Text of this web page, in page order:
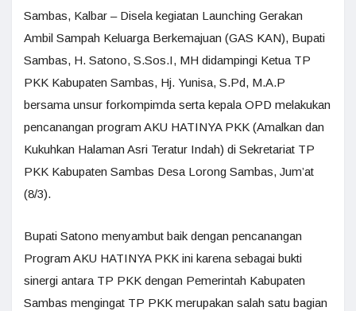
Sambas, Kalbar – Disela kegiatan Launching Gerakan
Ambil Sampah Keluarga Berkemajuan (GAS KAN), Bupati
Sambas, H. Satono, S.Sos.I, MH didampingi Ketua TP
PKK Kabupaten Sambas, Hj. Yunisa, S.Pd, M.A.P
bersama unsur forkompimda serta kepala OPD melakukan
pencanangan program AKU HATINYA PKK (Amalkan dan
Kukuhkan Halaman Asri Teratur Indah) di Sekretariat TP
PKK Kabupaten Sambas Desa Lorong Sambas, Jum’at
(8/3).
Bupati Satono menyambut baik dengan pencanangan
Program AKU HATINYA PKK ini karena sebagai bukti
sinergi antara TP PKK dengan Pemerintah Kabupaten
Sambas mengingat TP PKK merupakan salah satu bagian